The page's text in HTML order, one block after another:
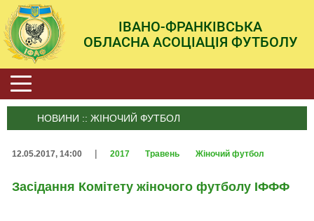
ІВАНО-ФРАНКІВСЬКА
ОБЛАСНА АСОЦІАЦІЯ ФУТБОЛУ
НОВИНИ :: ЖІНОЧИЙ ФУТБОЛ
12.05.2017, 14:00 | 2017 Травень Жіночий футбол
Засідання Комітету жіночого футболу ІФФФ